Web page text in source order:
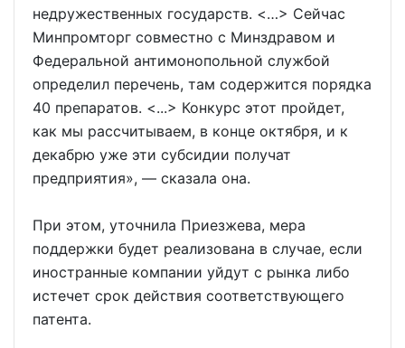
недружественных государств. <…> Сейчас
Минпромторг совместно с Минздравом и
Федеральной антимонопольной службой
определил перечень, там содержится порядка
40 препаратов. <...> Конкурс этот пройдет,
как мы рассчитываем, в конце октября, и к
декабрю уже эти субсидии получат
предприятия», — сказала она.
При этом, уточнила Приезжева, мера
поддержки будет реализована в случае, если
иностранные компании уйдут с рынка либо
истечет срок действия соответствующего
патента.